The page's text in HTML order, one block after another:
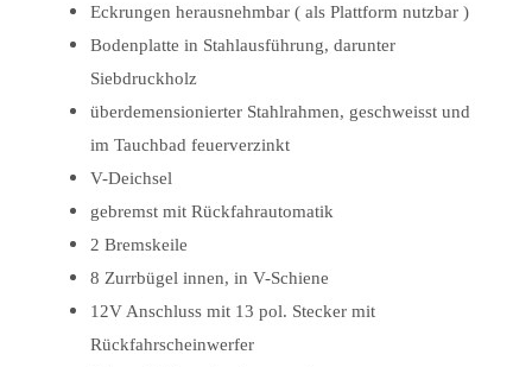
Eckrungen herausnehmbar ( als Plattform nutzbar )
Bodenplatte in Stahlausführung, darunter
Siebdruckholz
überdemensionierter Stahlrahmen, geschweisst und
im Tauchbad feuerverzinkt
V-Deichsel
gebremst mit Rückfahrautomatik
2 Bremskeile
8 Zurrbügel innen, in V-Schiene
12V Anschluss mit 13 pol. Stecker mit
Rückfahrscheinwerfer